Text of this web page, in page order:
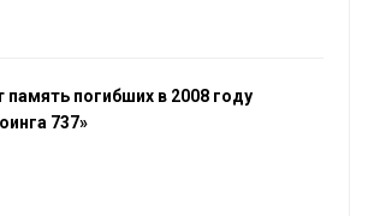
память погибших в 2008 году
737»